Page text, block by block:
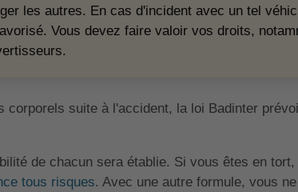
les autres. En cas d'incident avec un tel
Vous devez faire valoir vos droits,
corporels suite à l'accident, la loi Badinter
de chacun sera établie. Si vous êtes en
tous risques. Avec une autre formule, vous